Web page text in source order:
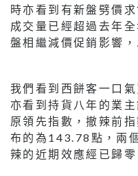
時亦看到有新盤劈價
成交量已經超過去年
盤相繼減價促銷影響
我們看到西餅客一口
亦看到持貨八年的業
原領先指數，撤辣前
布的為143.78點，兩
辣的近期效應經已歸零